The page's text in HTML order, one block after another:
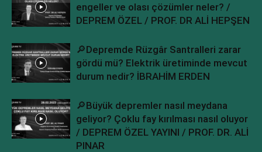
engeller ve olası çözümler neler? /
DEPREM ÖZEL / PROF. DR ALİ HEPŞEN
🔎Depremde Rüzgâr Santralleri zarar
gördü mü? Elektrik üretiminde mevcut
durum nedir? İBRAHİM ERDEN
🔎Büyük depremler nasıl meydana
geliyor? Çoklu fay kırılması nasıl oluyor
/ DEPREM ÖZEL YAYINI / PROF. DR. ALİ
PINAR